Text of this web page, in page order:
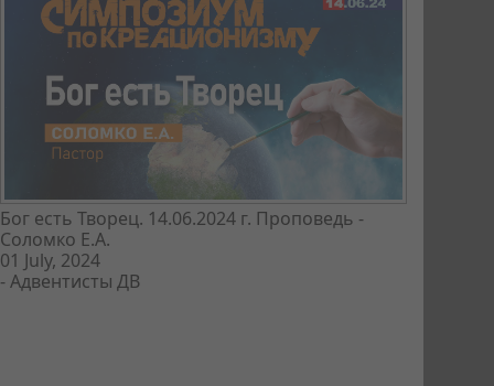
Бог есть Творец. 14.06.2024 г. Проповедь -
Соломко Е.А.
01 July, 2024
-Адвентисты ДВ